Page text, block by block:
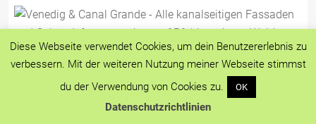
Paläste Venedigs unterscheidensich erheblich in
Bauweiseist allerdings
Diese Webseite verwendet Cookies, um dein Benutzererlebnis zu
verbessern. Mit der weiteren Nutzung meiner Webseite stimmst
du der Verwendung von Cookies zu.
OK
Datenschutzrichtlinien